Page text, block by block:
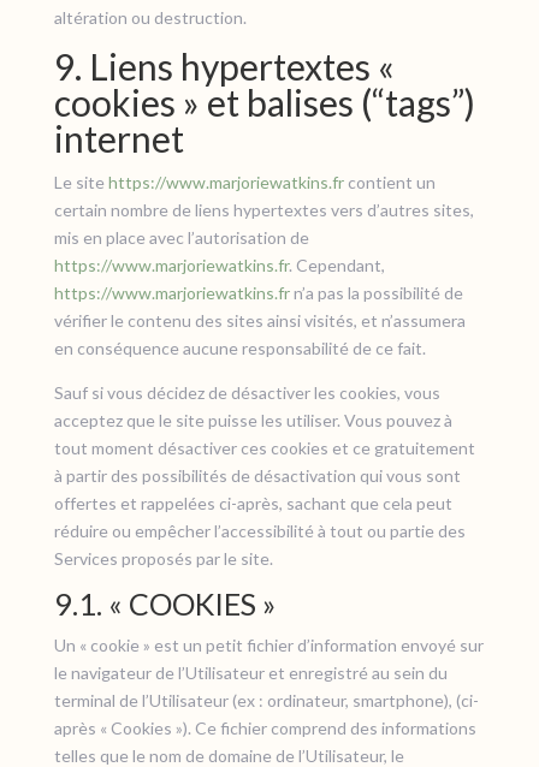
altération ou destruction.
9. Liens hypertextes «
cookies » et balises (“tags”)
internet
Le site https://www.marjoriewatkins.frcontient un
certain nombre de liens hypertextes vers d’autres sites,
mis en place avec l’autorisation de
https://www.marjoriewatkins.fr. Cependant,
https://www.marjoriewatkins.frn’a pas la possibilité de
vérifier le contenu des sites ainsi visités, et n’assumera
en conséquence aucune responsabilité de ce fait.
Sauf si vous décidez de désactiver les cookies, vous
acceptez que le site puisse les utiliser. Vous pouvez à
tout moment désactiver ces cookies et ce gratuitement
à partir des possibilités de désactivation qui vous sont
offertes et rappelées ci-après, sachant que cela peut
réduire ou empêcher l’accessibilité à tout ou partie des
Services proposés par le site.
9.1. « COOKIES »
Un « cookie » est un petit fichier d’information envoyé sur
le navigateur de l’Utilisateur et enregistré au sein du
terminal de l’Utilisateur (ex : ordinateur, smartphone), (ci-
après « Cookies »). Ce fichier comprend des informations
telles que le nom de domaine de l’Utilisateur, le